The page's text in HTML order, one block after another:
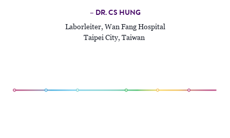
– DR. CS HUNG
Laborleiter, Wan Fang Hospital
Taipei City, Taiwan